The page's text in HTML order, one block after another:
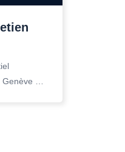
Cité des Métiers du Grand Genève Rue Prévost-Martin 6 1205 Genève